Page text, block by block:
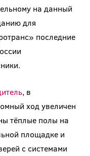
на данный
для
последние
, в
ход увеличен
тёплые полы на
площадке и
с системами